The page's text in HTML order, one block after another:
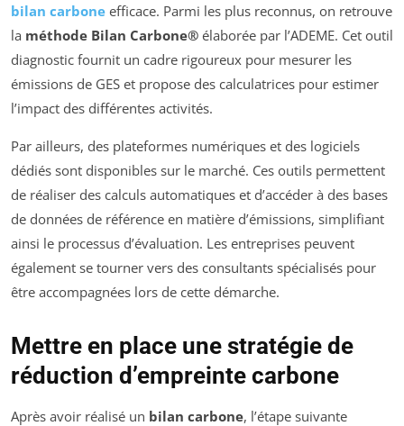
bilan carbone efficace. Parmi les plus reconnus, on retrouve
la méthode Bilan Carbone® élaborée par l’ADEME. Cet outil
diagnostic fournit un cadre rigoureux pour mesurer les
émissions de GES et propose des calculatrices pour estimer
l’impact des différentes activités.
Par ailleurs, des plateformes numériques et des logiciels
dédiés sont disponibles sur le marché. Ces outils permettent
de réaliser des calculs automatiques et d’accéder à des bases
de données de référence en matière d’émissions, simplifiant
ainsi le processus d’évaluation. Les entreprises peuvent
également se tourner vers des consultants spécialisés pour
être accompagnées lors de cette démarche.
Mettre en place une stratégie de
réduction d’empreinte carbone
Après avoir réalisé un bilan carbone, l’étape suivante